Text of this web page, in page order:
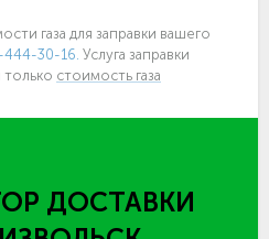
газа для заправки вашего
30-16. Услуга заправки
только стоимость газа
ДОСТАВКИ